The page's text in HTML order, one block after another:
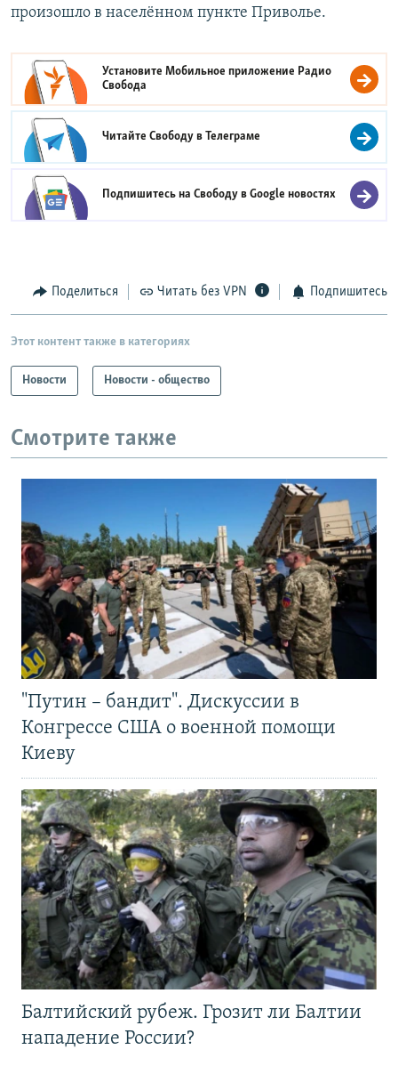
произошло в населённом пункте Приволье.
Установите Мобильное приложение Радио
Свобода
Читайте Свободу вТелеграме
Подпишитесь на Свободу вGoogle новостях
Поделиться Читать без VPN Подпишитесь
Этот контент также в категориях
Новости Новости - общество
Смотрите также
"Путин – бандит". Дискуссии в
Конгрессе США о военной помощи
Киеву
Балтийский рубеж. Грозит ли Балтии
нападение России?